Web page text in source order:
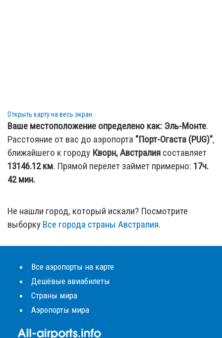
Открыть карту на весь экран
Ваше местоположение определено как: Эль-Монте.
Расстояние от вас до аэропорта "Порт-Огаста (PUG)",
ближайшего к городу Кворн, Австралия составляет
13146.12км. Прямой перелет займет примерно: 17ч.
42 мин.
Не нашли город, который искали? Посмотрите
выборку Все города страны Австралия.
Все аэропорты на карте
Дешёвые авиабилеты
Страны мира
Аэропорты мира